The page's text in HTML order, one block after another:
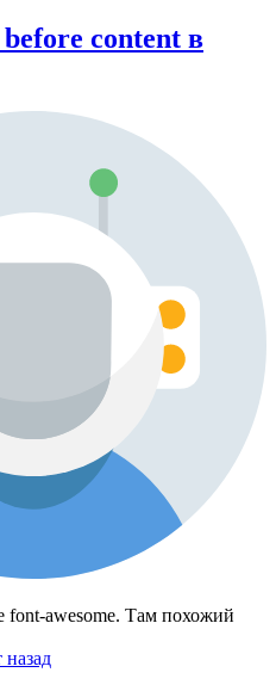
content в
font-awesome. Там похожий
назад